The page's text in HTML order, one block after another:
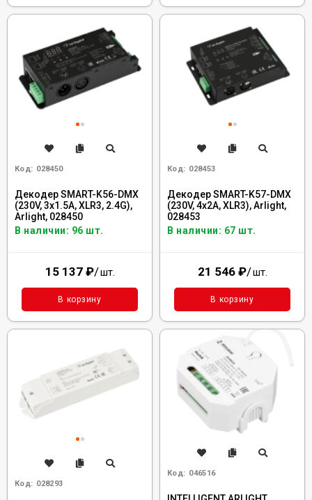
Код: 028450
Декодер SMART-K56-DMX
(230V, 3x1.5A, XLR3, 2.4G),
Arlight, 028450
В наличии: 96 шт.
15 137 ₽/шт.
В корзину
Код: 028453
Декодер SMART-K57-DMX
(230V, 4x2A, XLR3), Arlight,
028453
В наличии: 67 шт.
21 546 ₽/шт.
В корзину
Код: 028293
Код: 046516